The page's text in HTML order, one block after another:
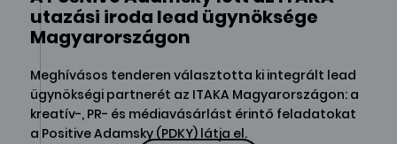
utazási iroda lead ügynöksége
Magyarországon
Meghívásos tenderen választotta ki integrált lead
ügynökségi partnerét az ITAKA Magyarországon: a
kreatív-, PR- és médiavásárlást érintő feladatokat
a Positive Adamsky (PDKY) látja el.